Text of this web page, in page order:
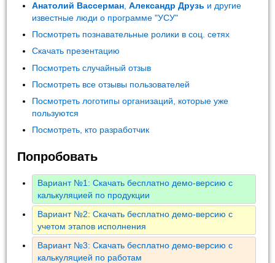
Анатолий Вассерман ,Александр Друзь и другие
известные люди о программе "УСУ"
Посмотреть познавательные ролики в соц. сетях
Скачать презентацию
Посмотреть случайный отзыв
Посмотреть все отзывы пользователей
Посмотреть логотипы организаций, которые уже
пользуются
Посмотреть, кто разработчик
Попробовать
Вариант №1: Скачать бесплатно демо-версию с
калькуляцией по продукции
Вариант №2: Скачать бесплатно демо-версию с
учетом этапов исполнения
Вариант №3: Скачать бесплатно демо-версию с
калькуляцией по работам